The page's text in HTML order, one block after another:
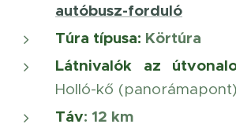
autóbusz-forduló
Túra típusa: Körtúra
Látnivalók az
Holló-kő
Táv: 12 km